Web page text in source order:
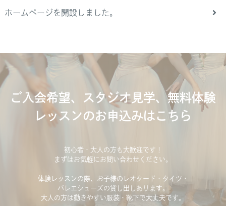
ホームページを開設しました。
ご入会希望、スタジオ見学、無料体験
レッスンのお申込みはこちら
初心者・大人の方も大歓迎です！
まずはお気軽にお問い合わせください。
体験レッスンの際、お子様のレオタード・タイツ・
バレエシューズの貸し出しあります。
大人の方は動きやすい服装・靴下で大丈夫です。